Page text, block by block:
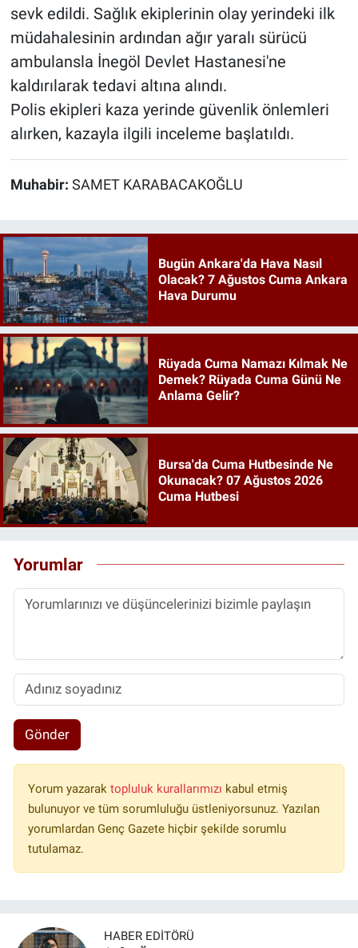
sevk edildi. Sağlık ekiplerinin olay yerindeki ilk
müdahalesinin ardından ağır yaralı sürücü
ambulansla İnegöl Devlet Hastanesi'ne
kaldırılarak tedavi altına alındı.
Polis ekipleri kaza yerinde güvenlik önlemleri
alırken, kazayla ilgili inceleme başlatıldı.
Muhabir: SAMET KARABACAKOĞLU
Bugün Ankara'da Hava Nasıl
Olacak? 7 Ağustos Cuma Ankara
Hava Durumu
Rüyada Cuma Namazı Kılmak Ne
Demek? Rüyada Cuma Günü Ne
Anlama Gelir?
Bursa'da Cuma Hutbesinde Ne
Okunacak? 07 Ağustos 2026
Cuma Hutbesi
Yorumlar
Gönder
Yorum yazarak topluluk kurallarımızı kabul etmiş
bulunuyor ve tüm sorumluluğu üstleniyorsunuz. Yazılan
yorumlardan Genç Gazete hiçbir şekilde sorumlu
tutulamaz.
HABER EDITÖRÜ